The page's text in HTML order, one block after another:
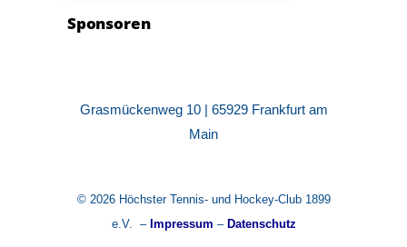
Sponsoren
Grasmückenweg 10 | 65929 Frankfurt am
Main
© 2026 Höchster Tennis- und Hockey-Club 1899
e.V. – Impressum – Datenschutz